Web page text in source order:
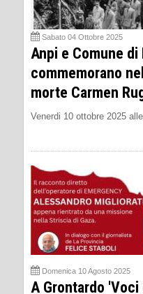
Sabato 04 Ottobre 2025
Anpi e Comune di
commemorano
morte Carmen
Venerdi 10 ottobre 2025
Domenica 10 Agosto 2025
A Grontardo 'Voci